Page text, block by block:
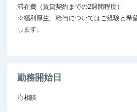
滞在費（賃貸契約までの2週間程度）
※福利厚生、給与についてはご経験と希
します。
勤務開始日
応相談